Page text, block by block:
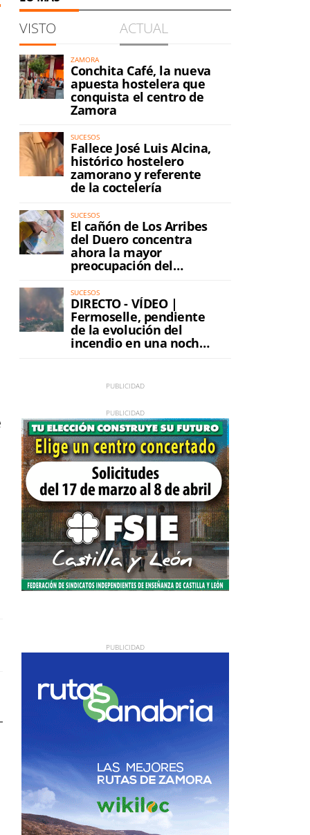
VISTO ACTUAL
ZAMORA
Conchita Café, la nueva
apuesta hostelera que
conquista el centro de
Zamora
SUCESOS
Fallece José Luis Alcina,
histórico hostelero
zamorano y referente
de la coctelería
SUCESOS
El cañón de Los Arribes
del Duero concentra
ahora la mayor
preocupación del
incendio
SUCESOS
DIRECTO - VÍDEO |
Fermoselle, pendiente
de la evolución del
incendio en una noche